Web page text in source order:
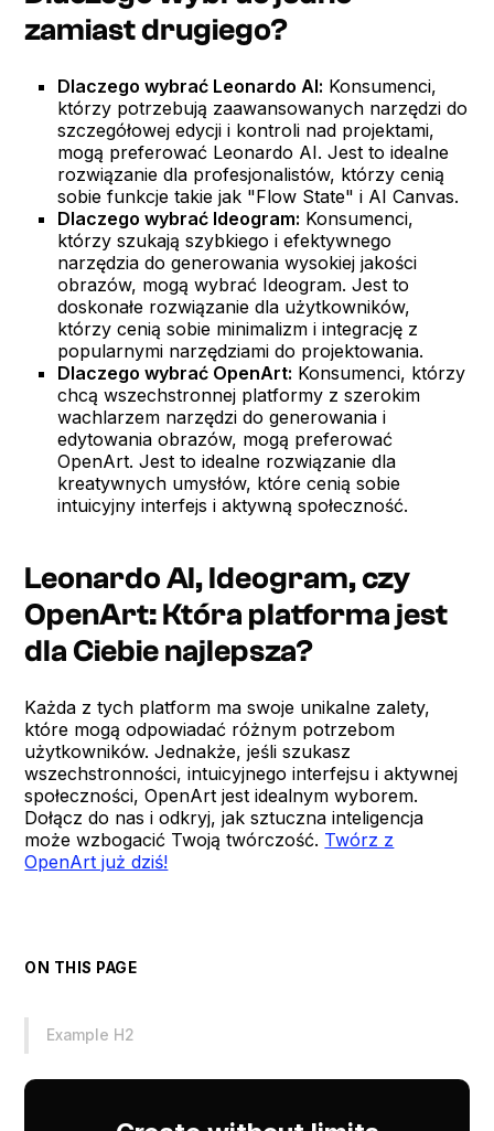
zamiast drugiego?
Dlaczego wybrać Leonardo AI: Konsumenci,
którzy potrzebują zaawansowanych narzędzi do
szczegółowej edycji i kontroli nad projektami,
mogą preferować Leonardo AI. Jest to idealne
rozwiązanie dla profesjonalistów, którzy cenią
sobie funkcje takie jak "Flow State" i AI Canvas.
Dlaczego wybrać Ideogram: Konsumenci,
którzy szukają szybkiego i efektywnego
narzędzia do generowania wysokiej jakości
obrazów, mogą wybrać Ideogram. Jest to
doskonałe rozwiązanie dla użytkowników,
którzy cenią sobie minimalizm i integrację z
popularnymi narzędziami do projektowania.
Dlaczego wybrać OpenArt: Konsumenci, którzy
chcą wszechstronnej platformy z szerokim
wachlarzem narzędzi do generowania i
edytowania obrazów, mogą preferować
OpenArt. Jest to idealne rozwiązanie dla
kreatywnych umysłów, które cenią sobie
intuicyjny interfejs i aktywną społeczność.
Leonardo AI, Ideogram, czy
OpenArt: Która platforma jest
dla Ciebie najlepsza?
Każda z tych platform ma swoje unikalne zalety,
które mogą odpowiadać różnym potrzebom
użytkowników. Jednakże, jeśli szukasz
wszechstronności, intuicyjnego interfejsu i aktywnej
społeczności, OpenArt jest idealnym wyborem.
Dołącz do nas i odkryj, jak sztuczna inteligencja
może wzbogacić Twoją twórczość. Twórz z
OpenArt już dziś!
ON THIS PAGE
Example H2